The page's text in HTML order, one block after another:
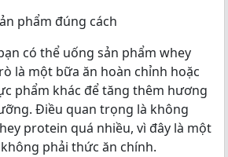
phẩm đúng cách
có thể uống sản phẩm whey
là một bữa ăn hoàn chỉnh hoặc
phẩm khác để tăng thêm hương
Điều quan trọng là không
protein quá nhiều, vì đây là một
phải thức ăn chính.